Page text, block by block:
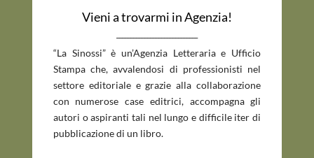
Vieni a trovarmi in Agenzia!
“La Sinossi” è un’Agenzia Letteraria e Ufficio
Stampa che, avvalendosi di professionisti nel
settore editoriale e grazie alla collaborazione
con numerose case editrici, accompagna gli
autori o aspiranti tali nel lungo e difficile iter di
pubblicazione di un libro.